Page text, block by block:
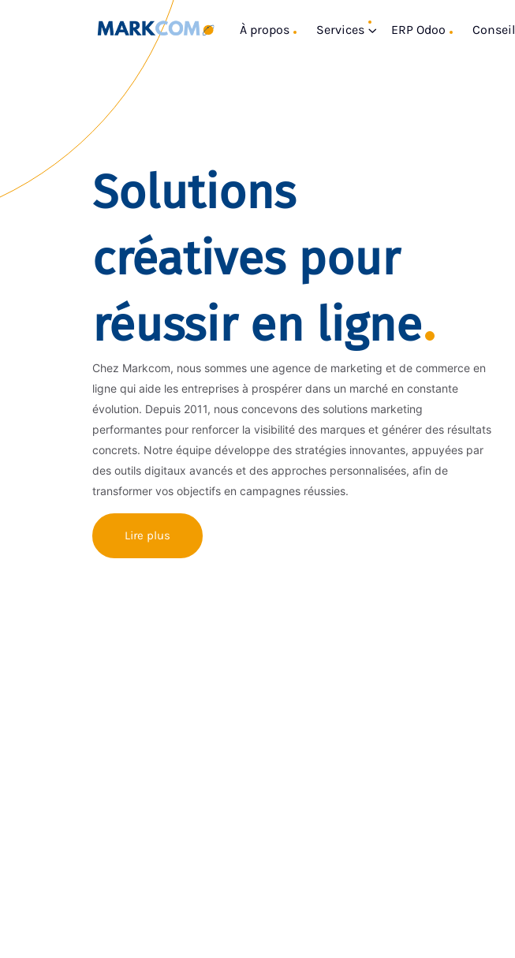
À propos Services ERP Odoo Conseil
Solutions
créatives pour
réussir en ligne
Chez Markcom, nous sommes une agence de marketing et de commerce en
ligne qui aide les entreprises à prospérer dans un marché en constante
évolution. Depuis 2011, nous concevons des solutions marketing
performantes pour renforcer la visibilité des marques et générer des résultats
concrets. Notre équipe développe des stratégies innovantes, appuyées par
des outils digitaux avancés et des approches personnalisées, afin de
transformer vos objectifs en campagnes réussies.
Lire plus